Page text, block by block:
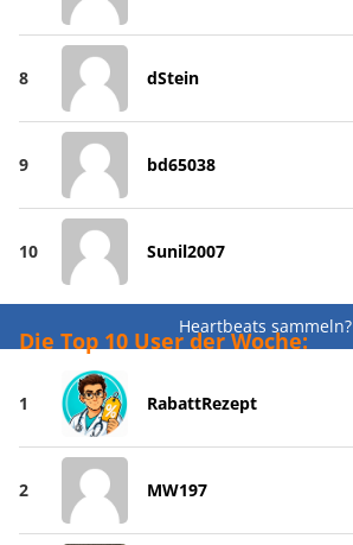
8 dStein
9 bd65038
10 Sunil2007
Heartbeats sammeln?
Die Top 10 User der Woche:
1 RabattRezept
2 MW197